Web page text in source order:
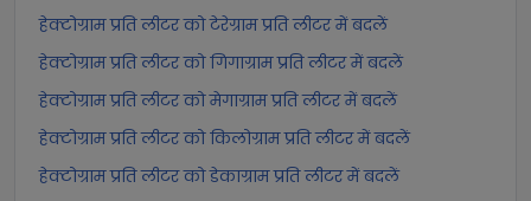
हेक्टोग्राम प्रति लीटर को टेरेग्राम प्रति लीटर में बदलें
हेक्टोग्राम प्रति लीटर को गिगाग्राम प्रति लीटर में बदलें
हेक्टोग्राम प्रति लीटर को मेगाग्राम प्रति लीटर में बदलें
हेक्टोग्राम प्रति लीटर को किलोग्राम प्रति लीटर में बदलें
हेक्टोग्राम प्रति लीटर को डेकाग्राम प्रति लीटर में बदलें